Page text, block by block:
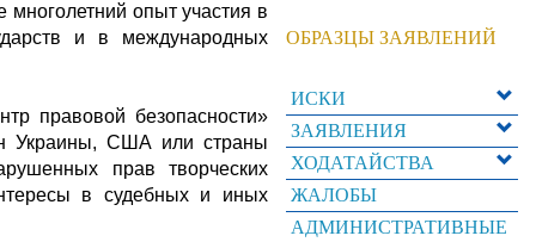
опыт участия в
и в международных
правовой безопасности»
Украины, США или страны
прав творческих
в судебных и иных
ОБРАЗЦЫ ЗАЯВЛЕНИЙ
ИСКИ
ЗАЯВЛЕНИЯ
ХОДАТАЙСТВА
ЖАЛОБЫ
АДМИНИСТРАТИВНЫЕ